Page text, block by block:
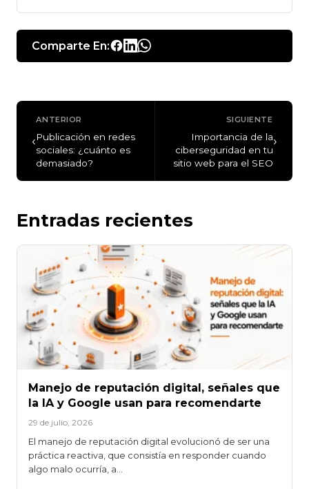
Comparte En:
‹
ANTERIOR
Publicación en redes
sociales: ¿cuánto es
demasiado?
SIGUIENTE
Importancia de la
ciberseguridad en tu
sitio web para el SEO
›
Entradas recientes
Manejo de reputación digital, señales que
la IA y Google usan para recomendarte
29 de julio, 2026
El manejo de reputación digital evolucionó de ser una
práctica reactiva, que consistía en responder cuando
algo malo ocurría, a…